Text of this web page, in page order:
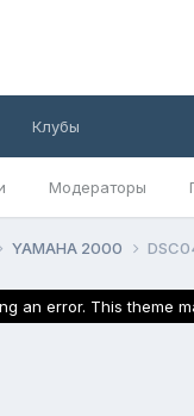
Модераторы
Клубы
YAMAHA 2000
an error. This theme